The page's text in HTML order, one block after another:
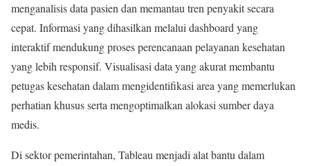
menganalisis data pasien dan memantau tren penyakit secara
cepat. Informasi yang dihasilkan melalui dashboard yang
interaktif mendukung proses perencanaan pelayanan kesehatan
yang lebih responsif. Visualisasi data yang akurat membantu
petugas kesehatan dalam mengidentifikasi area yang memerlukan
perhatian khusus serta mengoptimalkan alokasi sumber daya
medis.
Di sektor pemerintahan, Tableau menjadi alat bantu dalam